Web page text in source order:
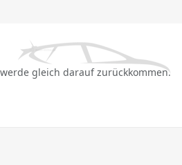
gleich darauf zurückkommen.